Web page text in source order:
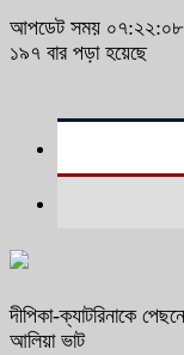
আপডেট সময় ০৭:২২:০৮
১৯৭ বার পড়া হয়েছে
দীপিকা-ক্যাটরিনাকে
আলিয়া ভাট